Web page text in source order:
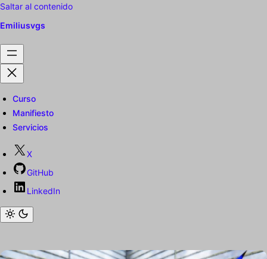
Saltar al contenido
Emiliusvgs
Curso
Manifiesto
Servicios
X
GitHub
LinkedIn